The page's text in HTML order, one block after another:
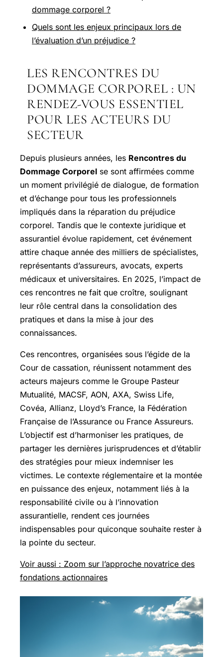
dommage corporel ?
Quels sont les enjeux principaux lors de
l’évaluation d’un préjudice ?
LES RENCONTRES DU
DOMMAGE CORPOREL : UN
RENDEZ-VOUS ESSENTIEL
POUR LES ACTEURS DU
SECTEUR
Depuis plusieurs années, les Rencontres du
Dommage Corporel se sont affirmées comme
un moment privilégié de dialogue, de formation
et d’échange pour tous les professionnels
impliqués dans la réparation du préjudice
corporel. Tandis que le contexte juridique et
assurantiel évolue rapidement, cet événement
attire chaque année des milliers de spécialistes,
représentants d’assureurs, avocats, experts
médicaux et universitaires. En 2025, l’impact de
ces rencontres ne fait que croître, soulignant
leur rôle central dans la consolidation des
pratiques et dans la mise à jour des
connaissances.
Ces rencontres, organisées sous l’égide de la
Cour de cassation, réunissent notamment des
acteurs majeurs comme le Groupe Pasteur
Mutualité, MACSF, AON, AXA, Swiss Life,
Covéa, Allianz, Lloyd’s France, la Fédération
Française de l’Assurance ou France Assureurs.
L’objectif est d’harmoniser les pratiques, de
partager les dernières jurisprudences et d’établir
des stratégies pour mieux indemniser les
victimes. Le contexte réglementaire et la montée
en puissance des enjeux, notamment liés à la
responsabilité civile ou à l’innovation
assurantielle, rendent ces journées
indispensables pour quiconque souhaite rester à
la pointe du secteur.
Voir aussi : Zoom sur l’approche novatrice des
fondations actionnaires